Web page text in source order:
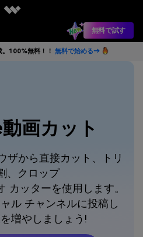
無料で試す
。100%無料！！ 無料で始める→
画カット
ザから直接カット、トリ
、クロップ
カッターを使用します。
ル チャンネルに投稿し
増やしましょう!